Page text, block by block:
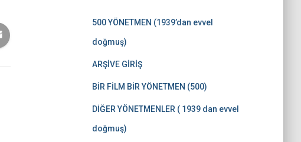
500 YÖNETMEN (1939’dan evvel
doğmuş)
ARŞİVE GİRİŞ
BİR FİLM BİR YÖNETMEN (500)
DİĞER YÖNETMENLER ( 1939 dan evvel
doğmuş)